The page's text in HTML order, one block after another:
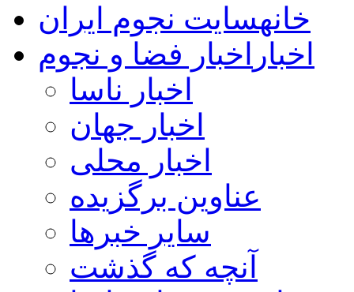
خانهسایت نجوم ایران
اخبار اخبار فضا و نجوم
اخبار ناسا
اخبار جهان
اخبار محلی
عناوین برگزیده
سایر خبرها
آنچه که گذشت